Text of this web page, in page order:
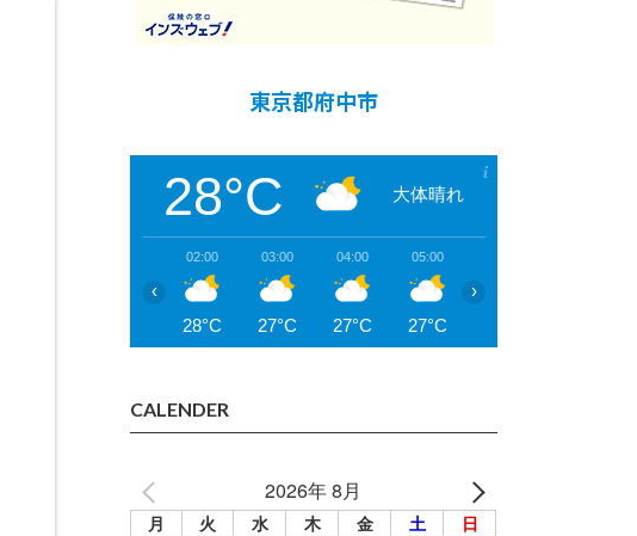
東京都府中市
28°C 大体晴れ
02:00
28°C
03:00
27°C
04:00
27°C
05:00
27°C
‹ ›
CALENDER
2026年 8月
月 火 水 木 金 土 日